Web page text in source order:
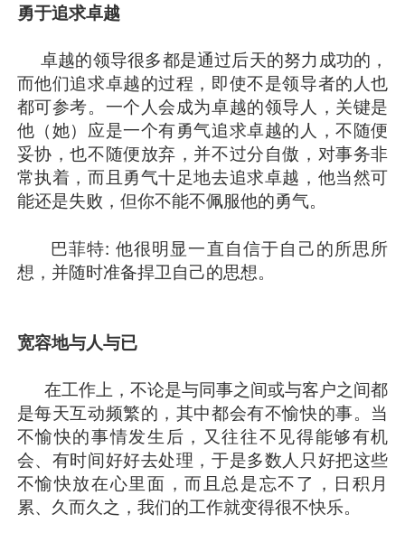
勇于追求卓越
卓越的领导很多都是通过后天的努力成功的，
而他们追求卓越的过程，即使不是领导者的人也
都可参考。一个人会成为卓越的领导人，关键是
他（她）应是一个有勇气追求卓越的人，不随便
妥协，也不随便放弃，并不过分自傲，对事务非
常执着，而且勇气十足地去追求卓越，他当然可
能还是失败，但你不能不佩服他的勇气。
巴菲特: 他很明显一直自信于自己的所思所
想，并随时准备捍卫自己的思想。
宽容地与人与已
在工作上，不论是与同事之间或与客户之间都
是每天互动频繁的，其中都会有不愉快的事。当
不愉快的事情发生后，又往往不见得能够有机
会、有时间好好去处理，于是多数人只好把这些
不愉快放在心里面，而且总是忘不了，日积月
累、久而久之，我们的工作就变得很不快乐。